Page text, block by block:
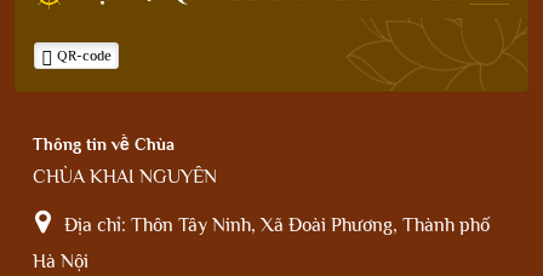
QR-code
Thông tin về Chùa
CHÙA KHAI NGUYÊN
Địa chỉ: Thôn Tây Ninh, Xã Đoài Phương, Thành phố
Hà Nội